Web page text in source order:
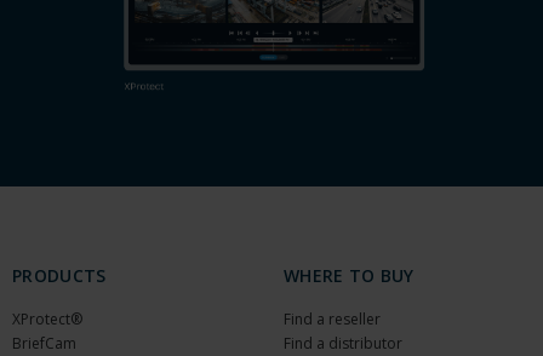
PRODUCTS
XProtect®
BriefCam
WHERE TO BUY
Find a reseller
Find a distributor